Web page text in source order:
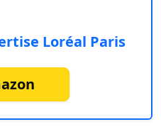
Loréal Paris